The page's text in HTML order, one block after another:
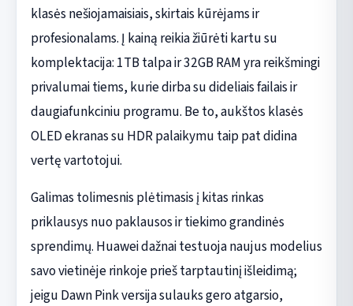
klasės nešiojamaisiais, skirtais kūrėjams ir
profesionalams. Į kainą reikia žiūrėti kartu su
komplektacija: 1TB talpa ir 32GB RAM yra reikšmingi
privalumai tiems, kurie dirba su dideliais failais ir
daugiafunkciniu programu. Be to, aukštos klasės
OLED ekranas su HDR palaikymu taip pat didina
vertę vartotojui.
Galimas tolimesnis plėtimasis į kitas rinkas
priklausys nuo paklausos ir tiekimo grandinės
sprendimų. Huawei dažnai testuoja naujus modelius
savo vietinėje rinkoje prieš tarptautinį išleidimą;
jeigu Dawn Pink versija sulauks gero atgarsio,